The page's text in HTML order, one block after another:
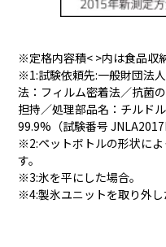
※定格内容積< >内は食品収
※1:試験依頼先:一般財団法
法：フィルム密着法／抗菌
担持／処理部品名：チルド
99.9%（試験番号
※2:ペットボトルの形状に
す。
※3:氷を平にした場合。
※4:製氷ユニットを取り外し